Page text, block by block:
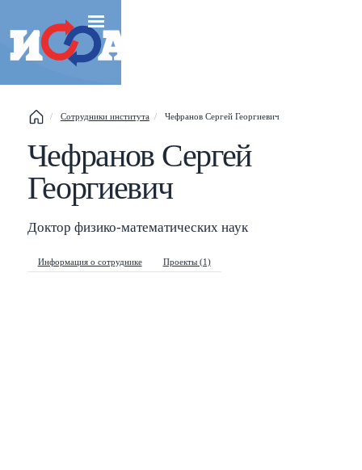
Сотрудники института Чефранов Сергей Георгиевич
Чефранов Сергей
Георгиевич
Доктор физико-математических наук
Информация о сотруднике Проекты (1)
This help popup
Search popup /
Navigate posts ←